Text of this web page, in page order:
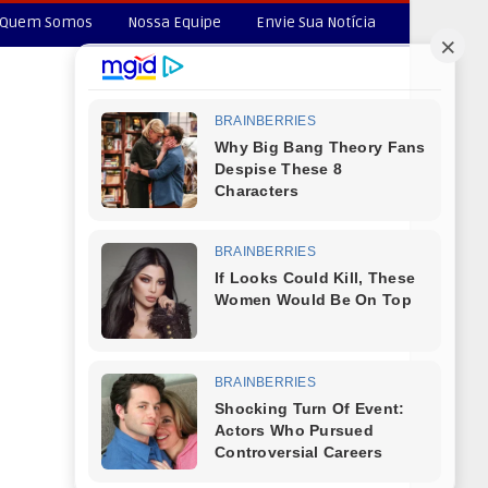
Quem Somos Nossa Equipe Envie Sua Notícia